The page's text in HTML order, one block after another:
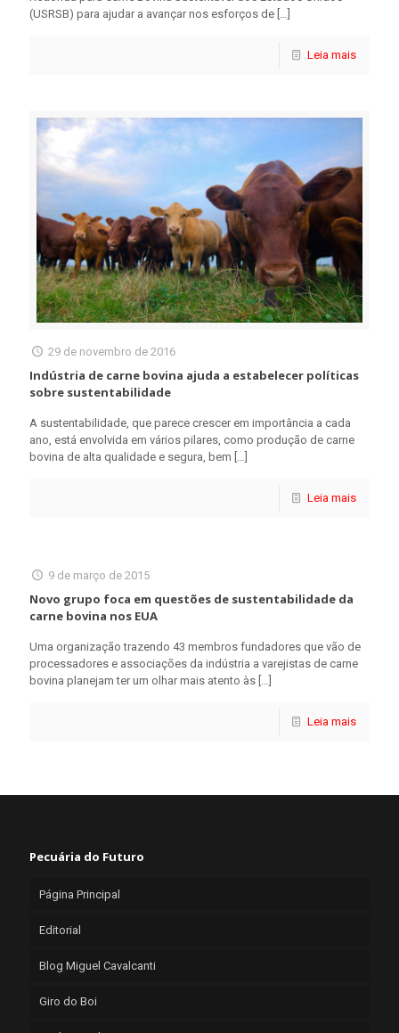
(USRSB) para ajudar a avançar nos esforços de
Leia mais
29 de novembro de 2016
Indústria de carne bovina ajuda a estabelecer políticas
sobre sustentabilidade
A sustentabilidade, que parece crescer em importância a cada
ano, está envolvida em vários pilares, como produção de carne
bovina de alta qualidade e segura, bem […]
Leia mais
9 de março de 2015
Novo grupo foca em questões de sustentabilidade da
carne bovina nos EUA
Uma organização trazendo 43 membros fundadores que vão de
processadores e associações da indústria a varejistas de carne
bovina planejam ter um olhar mais atento às […]
Leia mais
Pecuária do Futuro
Página Principal
Editorial
Blog Miguel Cavalcanti
Giro do Boi